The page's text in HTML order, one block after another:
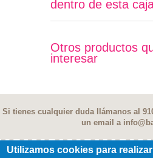
dentro de esta
Otros productos
interesar
Si tienes cualquier duda llámanos al
un email a
Utilizamos cookies para